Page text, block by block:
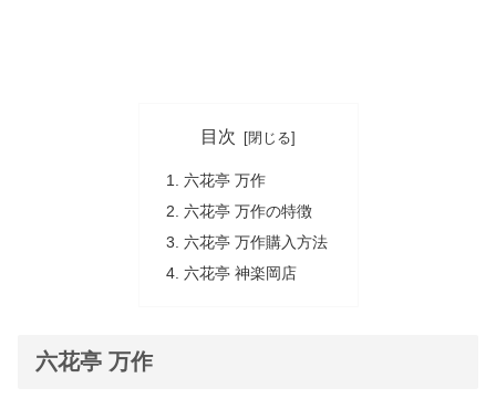
目次
六花亭 万作
六花亭 万作の特徴
六花亭 万作購入方法
六花亭 神楽岡店
六花亭 万作